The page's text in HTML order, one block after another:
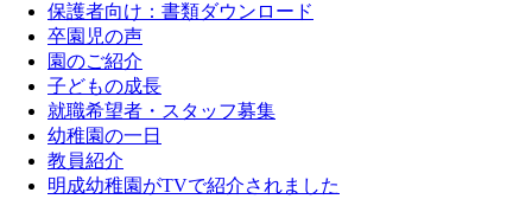
保護者向け：書類ダウンロード
卒園児の声
園のご紹介
子どもの成長
就職希望者・スタッフ募集
幼稚園の一日
教員紹介
明成幼稚園がTVで紹介されました